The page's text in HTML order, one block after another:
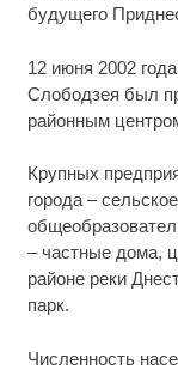
будущего
12 июня 2002
Слободзея был
районным
Крупных
города –
– частные дома,
районе реки
парк.
Численность